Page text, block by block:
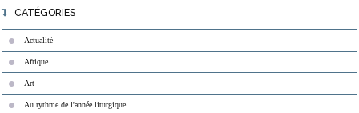
CATÉGORIES
Actualité
Afrique
Art
Au rythme de l'année liturgique